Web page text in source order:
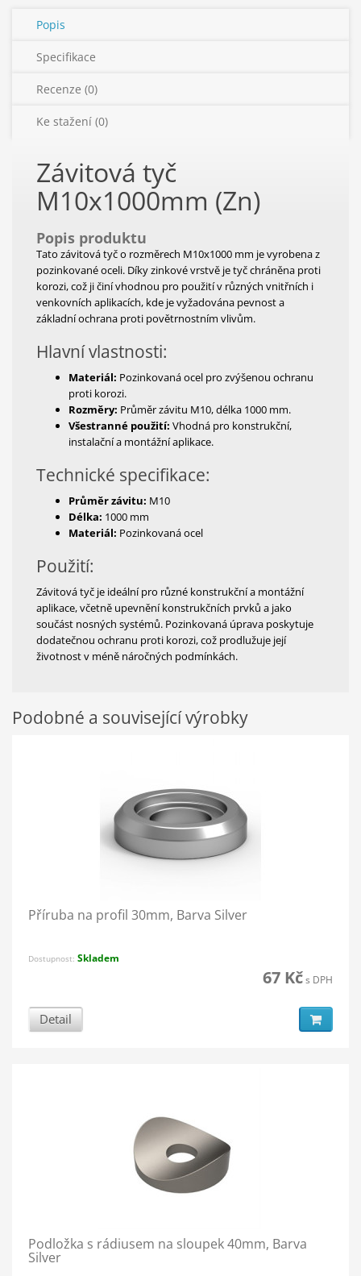
Popis
Specifikace
Recenze (0)
Ke stažení (0)
Závitová tyč
M10x1000mm (Zn)
Popis produktu
Tato závitová tyč o rozměrech M10x1000 mm je vyrobena z
pozinkované oceli. Díky zinkové vrstvě je tyč chráněna proti
korozi, což ji činí vhodnou pro použití v různých vnitřních i
venkovních aplikacích, kde je vyžadována pevnost a
základní ochrana proti povětrnostním vlivům.
Hlavní vlastnosti:
Materiál: Pozinkovaná ocel pro zvýšenou ochranu
proti korozi.
Rozměry: Průměr závitu M10, délka 1000 mm.
Všestranné použití: Vhodná pro konstrukční,
instalační a montážní aplikace.
Technické specifikace:
Průměr závitu: M10
Délka: 1000 mm
Materiál: Pozinkovaná ocel
Použití:
Závitová tyč je ideální pro různé konstrukční a montážní
aplikace, včetně upevnění konstrukčních prvků a jako
součást nosných systémů. Pozinkovaná úprava poskytuje
dodatečnou ochranu proti korozi, což prodlužuje její
životnost v méně náročných podmínkách.
Podobné a související výrobky
Příruba na profil 30mm, Barva Silver
Dostupnost: Skladem
67 Kčs DPH
Detail
Podložka s rádiusem na sloupek 40mm, Barva
Silver